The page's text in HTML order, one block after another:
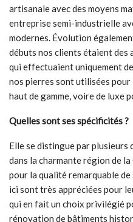
artisanale avec des moyens
entreprise semi-industrielle
modernes. Évolution
débuts nos clients étaient des
qui effectuaient uniquement
nos pierres sont utilisées
haut de gamme, voire de luxe
Quelles sont ses spécificités ?
Elle se distingue par plusieurs
dans la charmante région de
pour la qualité remarquable
ici sont très appréciées pour
qui en fait un choix privilégié
rénovation de bâtiments